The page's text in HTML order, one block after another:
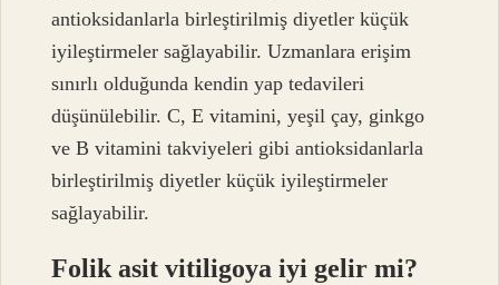
antioksidanlarla birleştirilmiş diyetler küçük
iyileştirmeler sağlayabilir. Uzmanlara erişim
sınırlı olduğunda kendin yap tedavileri
düşünülebilir. C, E vitamini, yeşil çay, ginkgo
ve B vitamini takviyeleri gibi antioksidanlarla
birleştirilmiş diyetler küçük iyileştirmeler
sağlayabilir.
Folik asit vitiligoya iyi gelir mi?